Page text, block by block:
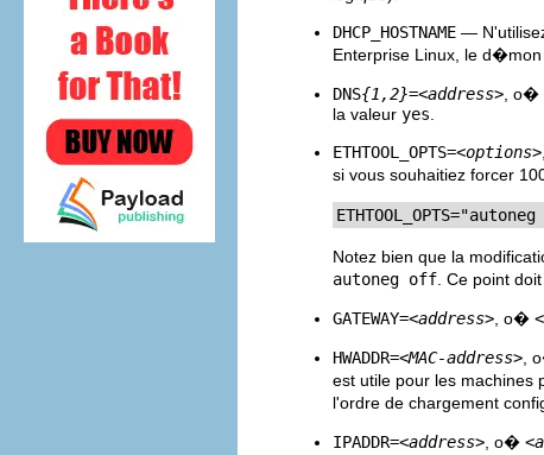
DHCP_HOSTNAME —
Enterprise Linux, le
DNS{1,2}=<address> , o�
la valeur yes
ETHTOOL_OPTS=<options>
si vous souhaitiez forcer
Notez bien que la
autoneg off . Ce point
GATEWAY=<address> , o�
HWADDR=<MAC-address> ,
est utile pour les
l'ordre de chargement
IPADDR=<address> , o�